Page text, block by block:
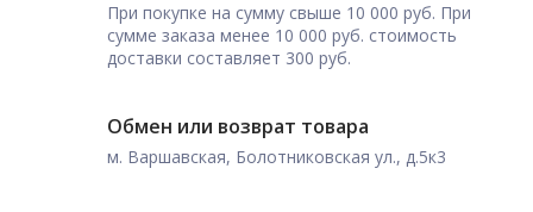
При покупке на сумму свыше 10 000 руб. При
сумме заказа менее 10 000 руб. стоимость
доставки составляет 300 руб.
Обмен или возврат товара
м. Варшавская, Болотниковская ул., д.5к3